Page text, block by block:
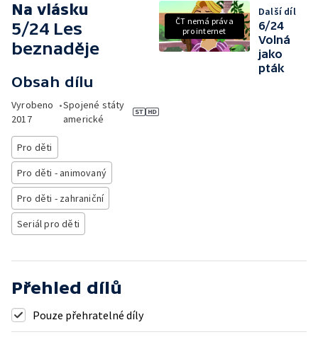
Na vlásku
5/24 Les
beznaděje
Obsah dílu
Vyrobeno
2017
•Spojené státy
americké
Pro děti
Pro děti - animovaný
Pro děti - zahraniční
Seriál pro děti
ČT nemá práva
pro internet
Další díl
6/24
Volná
jako
pták
Přehled dílů
Pouze přehratelné díly